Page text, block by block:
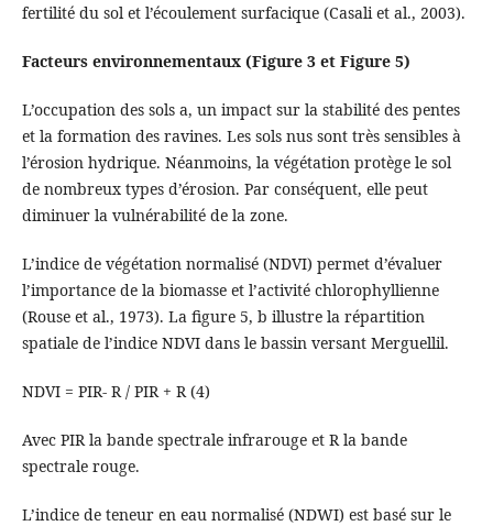
fertilité du sol et l’écoulement surfacique (Casali et al., 2003).
Facteurs environnementaux (Figure 3 et Figure 5)
L’occupation des sols a, un impact sur la stabilité des pentes
et la formation des ravines. Les sols nus sont très sensibles à
l’érosion hydrique. Néanmoins, la végétation protège le sol
de nombreux types d’érosion. Par conséquent, elle peut
diminuer la vulnérabilité de la zone.
L’indice de végétation normalisé (NDVI) permet d’évaluer
l’importance de la biomasse et l’activité chlorophyllienne
(Rouse et al., 1973). La figure 5, b illustre la répartition
spatiale de l’indice NDVI dans le bassin versant Merguellil.
NDVI = PIR- R / PIR + R (4)
Avec PIR la bande spectrale infrarouge et R la bande
spectrale rouge.
L’indice de teneur en eau normalisé (NDWI) est basé sur le